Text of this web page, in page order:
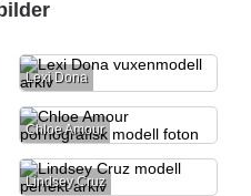
Lexi Dona
Chloe Amour
Lindsey Cruz